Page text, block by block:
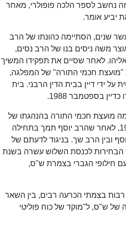
נחשב לספר הלכה פופולרי, מאחר
יביע אומר.
לעשר שנים, הסתיימה כהונתו של הרב
משה ניסים בנו של הרב נסים,
לאחר שסיים את תפקידו המשיך
"מועצת חכמי התורה" של המפלגה,
על ידי דיין בבית הדין הרבני. בית
בספטמבר 1988.
של מפלגת ש"ס בבחירות לכנסת האחת עשרה, בשנת 1984, הוקמה מועצת חכמי התורה בהנהגתו של
הרב יוסף, כאשר הרב שך, מנהיג הזרם החרדי-ליטאי, משמש פטרון פוליטי נוסף. ב-1990, לאחר שהרב יוסף תמך בתחילה
ובין הרב שך. בניגוד לדעתם של
הבחירות לכנסת השלוש עשרה בשנת
עם חילופי הגברי בצמרת ש"ס,
בצמתי הכרעה רבים, בין השאר
של ש"ס, ל"מוקד של כוח פוליטי